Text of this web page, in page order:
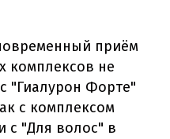
приём
комплексов не
"Гиалурон Форте"
с комплексом
с "Для волос" в